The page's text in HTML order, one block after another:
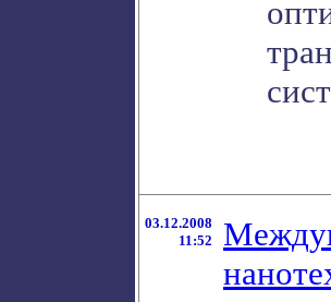
03.12.2008
11:52